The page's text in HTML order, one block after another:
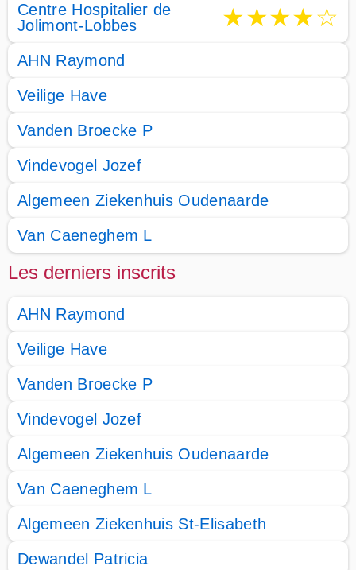
Centre Hospitalier de
Jolimont-Lobbes
★★★★☆
AHN Raymond
Veilige Have
Vanden Broecke P
Vindevogel Jozef
Algemeen Ziekenhuis Oudenaarde
Van Caeneghem L
Les derniers inscrits
AHN Raymond
Veilige Have
Vanden Broecke P
Vindevogel Jozef
Algemeen Ziekenhuis Oudenaarde
Van Caeneghem L
Algemeen Ziekenhuis St-Elisabeth
Dewandel Patricia